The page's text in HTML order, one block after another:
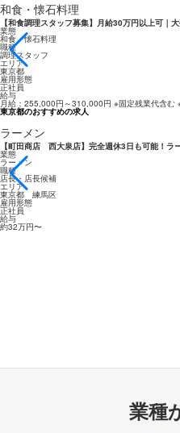
和食・懐石料理
【和食調理スタッフ募集】月給30万円以上可｜
業態
和食・懐石料理
職種
調理スタッフ
エリア
東京都
雇用形態
正社員
給与
月給：255,000円～310,000円 ※固定残業代含む
東京都のおすすめの求人
ラーメン
【町田商店 西大泉店】完全週休3日も可能！ラ
業態
ラーメン
職種
店長・店長候補
エリア
東京都 練馬区
雇用形態
正社員
給与
約32万円〜
業種